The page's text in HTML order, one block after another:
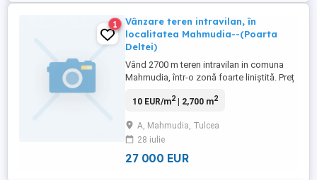
1
Vânzare teren intravilan, în
localitatea Mahmudia--(Poarta
Deltei)
Vând 2700 m teren intravilan in comuna
Mahmudia, într-o zonă foarte liniștită. Preț
este pretabil la orice, fiind foarte aproape
detalii mai amănunțite, sunați la ltianu
Gheorghe
10 EUR/m2| 2,700 m2
A, Mahmudia, Tulcea
28 iulie
27 000 EUR